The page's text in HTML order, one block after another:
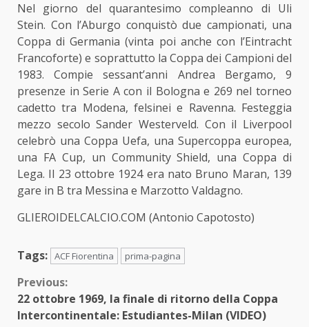
Nel giorno del quarantesimo compleanno di Uli
Stein. Con l’Aburgo conquistò due campionati, una
Coppa di Germania (vinta poi anche con l’Eintracht
Francoforte) e soprattutto la Coppa dei Campioni del
1983. Compie sessant’anni Andrea Bergamo, 9
presenze in Serie A con il Bologna e 269 nel torneo
cadetto tra Modena, felsinei e Ravenna. Festeggia
mezzo secolo Sander Westerveld. Con il Liverpool
celebrò una Coppa Uefa, una Supercoppa europea,
una FA Cup, un Community Shield, una Coppa di
Lega. Il 23 ottobre 1924 era nato Bruno Maran, 139
gare in B tra Messina e Marzotto Valdagno.
GLIEROIDELCALCIO.COM (Antonio Capotosto)
Tags: ACF Fiorentina prima-pagina
Continue
Reading
Previous:
22 ottobre 1969, la finale di ritorno della Coppa
Intercontinentale: Estudiantes-Milan (VIDEO)